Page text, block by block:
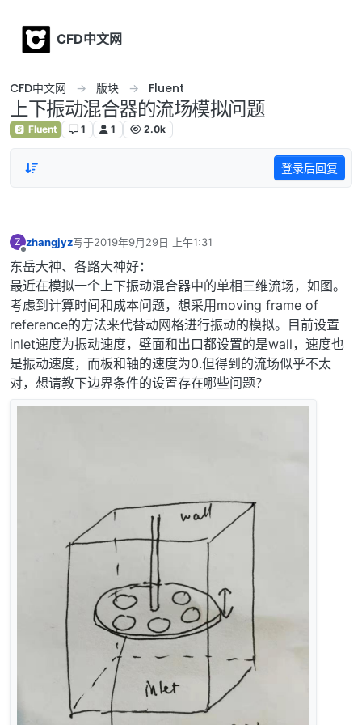
CFD中文网
CFD中文网 版块 Fluent
上下振动混合器的流场模拟问题
Fluent 1 1 2.0k
登录后回复
Z
离线
zhangjyz写于2019年9月29日 上午1:31
最后由 编辑
东岳大神、各路大神好：
最近在模拟一个上下振动混合器中的单相三维流场，如图。
考虑到计算时间和成本问题，想采用moving frame of
reference的方法来代替动网格进行振动的模拟。目前设置
inlet速度为振动速度，壁面和出口都设置的是wall，速度也
是振动速度，而板和轴的速度为0.但得到的流场似乎不太
对，想请教下边界条件的设置存在哪些问题？